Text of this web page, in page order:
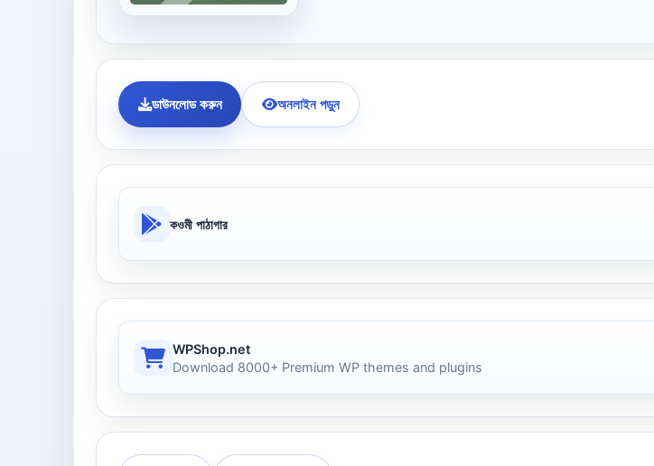
ডাউনলোড করুন অনলাইন পড়ুন
কওমী পাঠাগার
WPShop.net
Download 8000+ Premium WP themes and plugins